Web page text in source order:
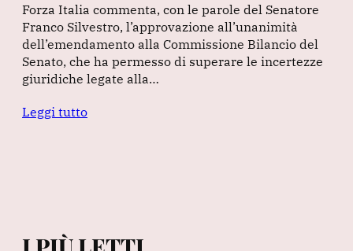
Forza Italia commenta, con le parole del Senatore
Franco Silvestro, l’approvazione all’unanimità
dell’emendamento alla Commissione Bilancio del
Senato, che ha permesso di superare le incertezze
giuridiche legate alla…
Leggi tutto